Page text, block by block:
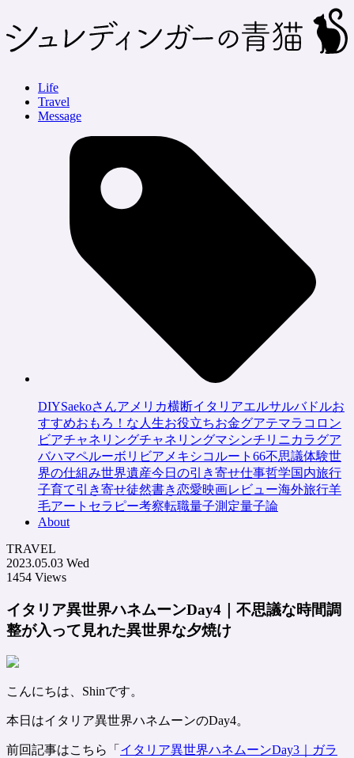
Life
Travel
Message
DIYSaekoさんアメリカ横断イタリアエルサルバドルお
すすめおもろ！な人生お役立ちお金グアテマラ コロン
ビアチャネリングチャネリングマシンチリ ニカラグア
バハマペルーボリビア メキシコ ルート66不思議体験世
界の仕組み世界遺産今日の引き寄せ仕事哲学国内旅行
子育て引き寄せ徒然書き恋愛映画レビュー海外旅行羊
毛アートセラピー考察転職量子測定量子論
About
TRAVEL
2023.05.03 Wed
1454 Views
イタリア異世界ハネムーンDay4｜不思議な時間調
整が入って見れた異世界な夕焼け
こんにちは、Shinです。
本日はイタリア異世界ハネムーンのDay4。
前回記事はこちら「 イタリア異世界ハネムーンDay3｜ガラ